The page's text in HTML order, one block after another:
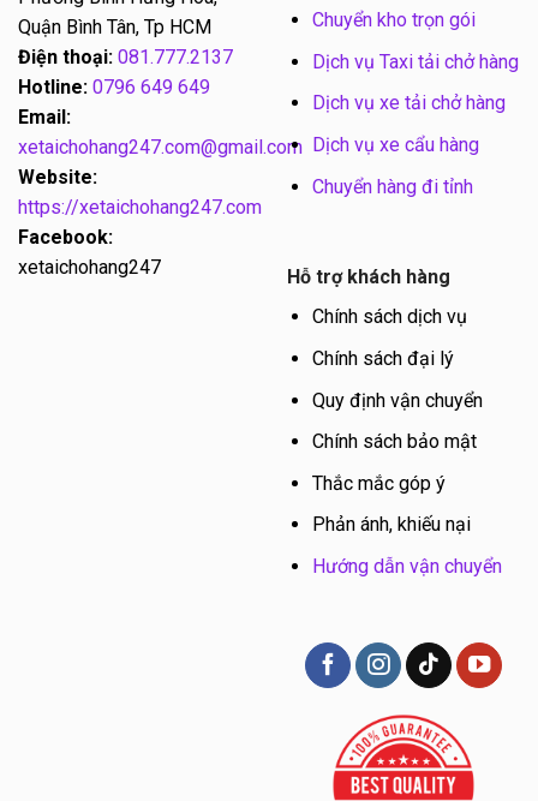
Quận Bình Tân, Tp HCM
Điện thoại: 081.777.2137
Hotline: 0796 649 649
Email:
xetaichohang247.com@gmail.com
Website:
https://xetaichohang247.com
Facebook:
xetaichohang247
Chuyển kho trọn gói
Dịch vụ Taxi tải chở hàng
Dịch vụ xe tải chở hàng
Dịch vụ xe cẩu hàng
Chuyển hàng đi tỉnh
Hỗ trợ khách hàng
Chính sách dịch vụ
Chính sách đại lý
Quy định vận chuyển
Chính sách bảo mật
Thắc mắc góp ý
Phản ánh, khiếu nại
Hướng dẫn vận chuyển